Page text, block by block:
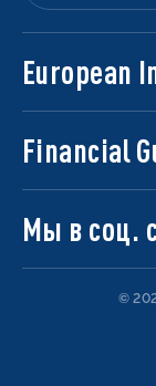
European
Financial
Мы в соц.
©